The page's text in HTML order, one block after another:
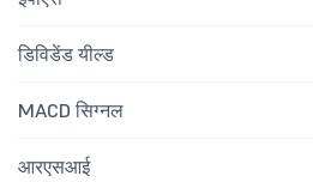
डिविडेंड यील्ड
MACD सिग्नल
आरएसआई